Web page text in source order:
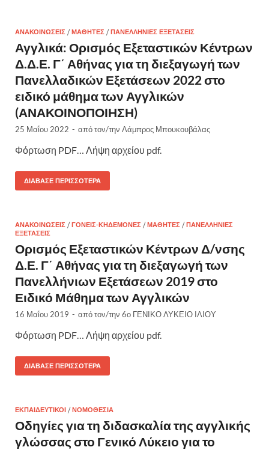
ΑΝΑΚΟΙΝΏΣΕΙΣ /ΜΑΘΗΤΈΣ /ΠΑΝΕΛΛΉΝΙΕΣ ΕΞΕΤΆΣΕΙΣ
Αγγλικά: Ορισμός Εξεταστικών Κέντρων
Δ.Δ.Ε. Γ΄ Αθήνας για τη διεξαγωγή των
Πανελλαδικών Εξετάσεων 2022 στο
ειδικό μάθημα των Αγγλικών
(ΑΝΑΚΟΙΝΟΠΟΙΗΣΗ)
25 Μαΐου 2022 - από τον/την Λάμπρος Μπουκουβάλας
Φόρτωση PDF… Λήψη αρχείου pdf.
ΔΙΆΒΑΣΕ ΠΕΡΙΣΣΌΤΕΡΑ
ΑΝΑΚΟΙΝΏΣΕΙΣ /ΓΟΝΕΊΣ-ΚΗΔΕΜΌΝΕΣ /ΜΑΘΗΤΈΣ /ΠΑΝΕΛΛΉΝΙΕΣ
ΕΞΕΤΆΣΕΙΣ
Ορισμός Εξεταστικών Κέντρων Δ/νσης
Δ.Ε. Γ΄ Αθήνας για τη διεξαγωγή των
Πανελλήνιων Εξετάσεων 2019 στο
Ειδικό Μάθημα των Αγγλικών
16 Μαΐου 2019 - από τον/την 6ο ΓΕΝΙΚΟ ΛΥΚΕΙΟ ΙΛΙΟΥ
Φόρτωση PDF… Λήψη αρχείου pdf.
ΔΙΆΒΑΣΕ ΠΕΡΙΣΣΌΤΕΡΑ
ΕΚΠΑΙΔΕΥΤΙΚΟΊ /ΝΟΜΟΘΕΣΊΑ
Οδηγίες για τη διδασκαλία της αγγλικής
γλώσσας στο Γενικό Λύκειο για το